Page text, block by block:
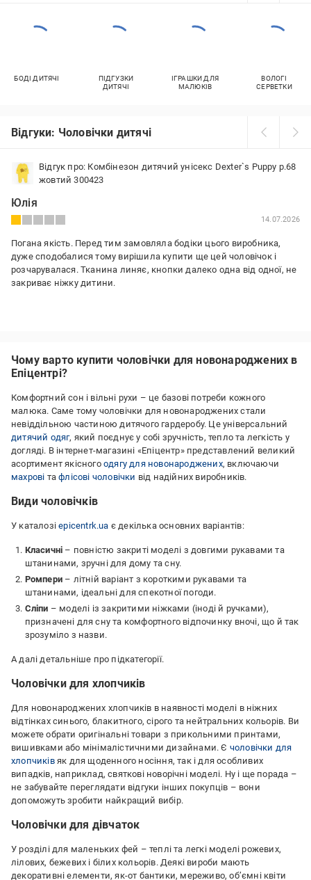
БОДІ ДИТЯЧІ
ПІДГУЗКИ
ДИТЯЧІ
ІГРАШКИ ДЛЯ
МАЛЮКІВ
ВОЛОГІ
СЕРВЕТКИ
Відгуки: Чоловічки дитячі
Відгук про: Комбінезон дитячий унісекс Dexter`s Puppy р.68
жовтий 300423
Юлія
14.07.2026
Погана якість. Перед тим замовляла бодіки цього виробника,
дуже сподобалися тому вирішила купити ще цей чоловічок і
розчарувалася. Тканина линяє, кнопки далеко одна від одної, не
закриває ніжку дитини.
Чому варто купити чоловічки для новонароджених в
Епіцентрі?
Комфортний сон і вільні рухи – це базові потреби кожного
малюка. Саме тому чоловічки для новонароджених стали
невіддільною частиною дитячого гардеробу. Це універсальний
дитячий одяг, який поєднує у собі зручність, тепло та легкість у
догляді. В інтернет-магазині «Епіцентр» представлений великий
асортимент якісного одягу для новонароджених, включаючи
махрові тафлісові чоловічки від надійних виробників.
Види чоловічків
У каталозіepicentrk.ua є декілька основних варіантів:
Класичні – повністю закриті моделі з довгими рукавами та
штанинами, зручні для дому та сну.
Ромпери – літній варіант з короткими рукавами та
штанинами, ідеальні для спекотної погоди.
Сліпи – моделі із закритими ніжками (іноді й ручками),
призначені для сну та комфортного відпочинку вночі, що й так
зрозуміло з назви.
А далі детальніше про підкатегорії.
Чоловічки для хлопчиків
Для новонароджених хлопчиків в наявності моделі в ніжних
відтінках синього, блакитного, сірого та нейтральних кольорів. Ви
можете обрати оригінальні товари з прикольними принтами,
вишивками або мінімалістичними дизайнами. Є чоловічки для
хлопчиківяк для щоденного носіння, так і для особливих
випадків, наприклад, святкові новорічні моделі. Ну і ще порада –
не забувайте переглядати відгуки інших покупців – вони
допоможуть зробити найкращий вибір.
Чоловічки для дівчаток
У розділі для маленьких фей – теплі та легкі моделі рожевих,
лілових, бежевих і білих кольорів. Деякі вироби мають
декоративні елементи, як-от бантики, мереживо, об’ємні квіти